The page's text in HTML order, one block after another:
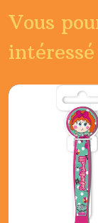
Vous